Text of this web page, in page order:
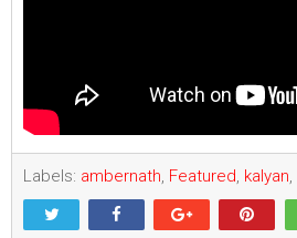
Labels: ambernath, Featured, kalyan,